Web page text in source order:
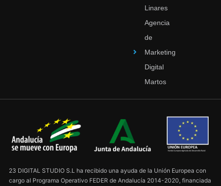
Linares
Agencia
de
Marketing
Digital
Martos
23 DIGITAL STUDIO S.L ha recibido una ayuda de la Unión Europea con
cargo al Programa Operativo FEDER de Andalucía 2014-2020, financiada